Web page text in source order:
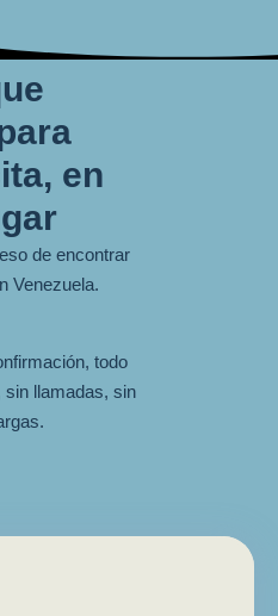
en
de encontrar
Venezuela.
todo
sin llamadas, sin